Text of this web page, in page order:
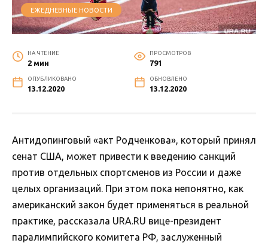
ЕЖЕДНЕВНЫЕ НОВОСТИ
НА ЧТЕНИЕ
2 мин
ПРОСМОТРОВ
791
ОПУБЛИКОВАНО
13.12.2020
ОБНОВЛЕНО
13.12.2020
Антидопинговый «акт Родченкова», который принял
сенат США, может привести к введению санкций
против отдельных спортсменов из России и даже
целых организаций. При этом пока непонятно, как
американский закон будет применяться в реальной
практике, рассказала URA.RU вице-президент
паралимпийского комитета РФ, заслуженный